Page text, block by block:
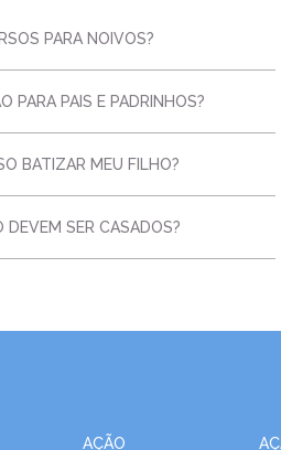
Aparecida | Bom Retiro |
Joinville/SC
Paróquia São Domingos Sávio |
Paróquia São Francisco de Assis
Paróquia São Francisco de Assis
Paróquia São Paulo Apóstolo |
PARA NOIVOS?
PARA PAIS E PADRINHOS?
BATIZAR MEU FILHO?
DEVEM SER CASADOS?
AÇÃO